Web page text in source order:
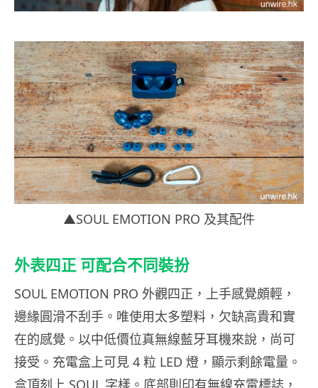
▲SOUL EMOTION PRO 及其配件
外表四正 可配合不同裝扮
SOUL EMOTION PRO 外觀四正，上手感覺頗輕，
邊緣圓滑不刮手。唯使用太多塑料，欠缺高貴和實
在的感覺。以中低價位真無線藍牙耳機來說，尚可
接受。充電盒上可見 4 粒 LED 燈，顯示剩餘電量。